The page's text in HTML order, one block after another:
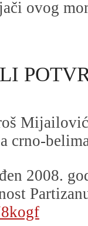
ovog
crno-
2008.